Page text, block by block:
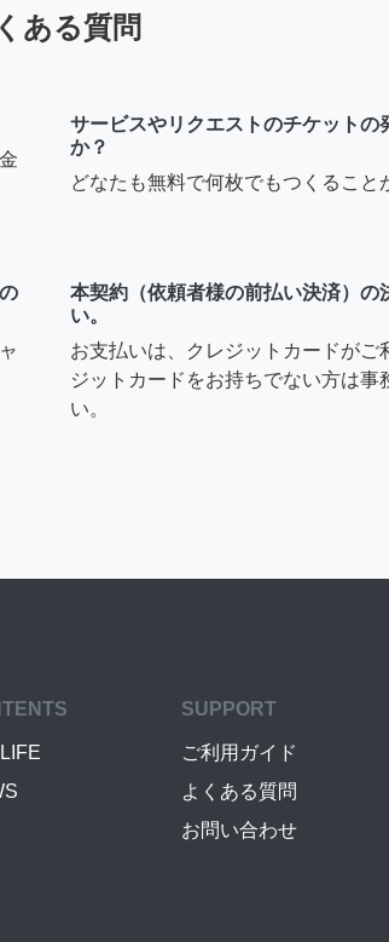
ある質問
サービスやリクエストのチケットの
か？
どなたも無料で何枚でもつくること
本契約（依頼者様の前払い決済）の
い。
お支払いは、クレジットカードがご
ジットカードをお持ちでない方は事
い。
SUPPORT
ご利用ガイド
よくある質問
お問い合わせ